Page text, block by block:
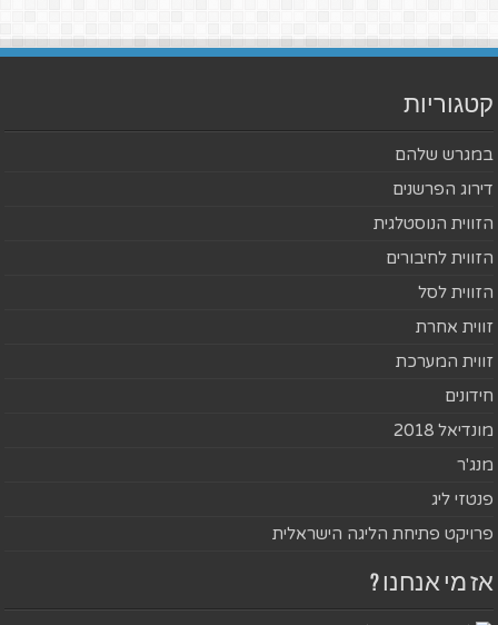
קטגוריות
במגרש שלהם
דירוג הפרשנים
הזווית הנוסטלגית
הזווית לחיבורים
הזווית לסל
זווית אחרת
זווית המערכת
חידונים
מונדיאל 2018
מנג'ר
פנטזי ליג
פרויקט פתיחת הליגה הישראלית
אז מי אנחנו ?